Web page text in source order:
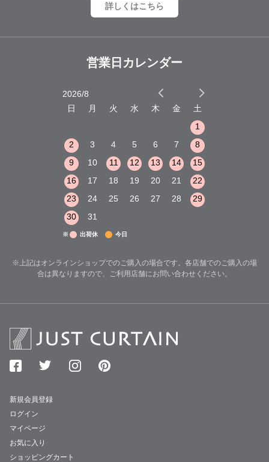
詳しくはこちら
営業日カレンダー
2026/8
日
月 火 水 木 金
土
1
2
3 4 5 6 7
8
9
10 11 12 13 14
15
16
17 18 19 20 21
22
23
24 25 26 27 28
29
30
31
※ 出荷休 今日
※上記はオンラインショップでのご購入の場合です。各店舗でのご購入の場
合は異なりますので、ご利用店舗にお問い合わせください。
新規会員登録
ログイン
マイページ
お気に入り
ショッピングカート